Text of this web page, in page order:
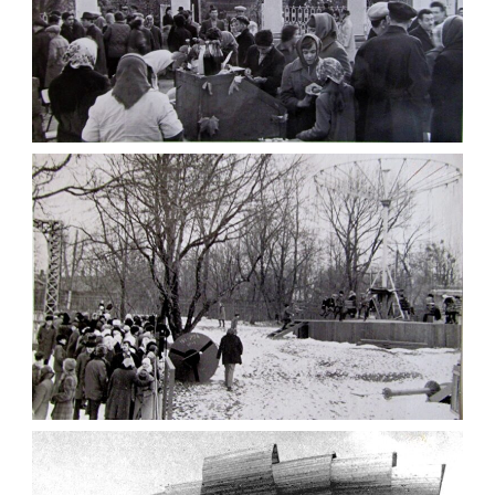
ПАРК ГАГАРІНА 1975 – “ЗОЛОТА ОСІНЬ”
ЖИТОМИРА НА ФОТО
Фото Житомир (1970-
1980)
Leave a comment
ЖИТОМИРСЬКИЙ ПАРК ВІДПОЧИНКУ 1975
Фото Житомир (1970-
1980)
Leave a comment